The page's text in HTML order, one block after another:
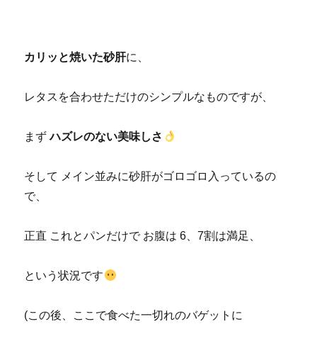
カリッと焼いた砂肝に、
レタスを合わせただけのシンプルなものですが、
まずハズレのない美味しさ
そして メイン並みに砂肝がゴロゴロ入っているの
で、
正直 これとパンだけで お腹は 6、7割は満足、
という状況です
(この後、ここで食べた一切れのバゲットに